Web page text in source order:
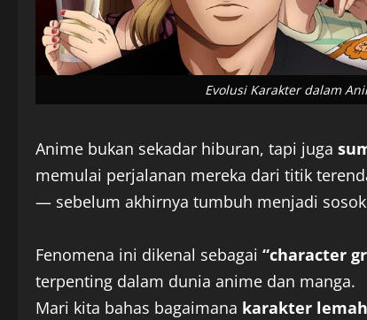
Evolusi Karakter dalam
Anime bukan sekadar hiburan, tapi juga
memulai perjalanan mereka dari titik
— sebelum akhirnya tumbuh menjadi
Fenomena ini dikenal sebagai “character
terpenting dalam dunia anime dan manga.
Mari kita bahas bagaimana karakter